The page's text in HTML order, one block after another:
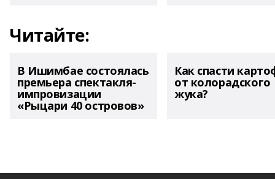
Читайте:
В Ишимбае состоялась
премьера спектакля-
импровизации
«Рыцари 40 островов»
Как спасти
от колорадского
жука?